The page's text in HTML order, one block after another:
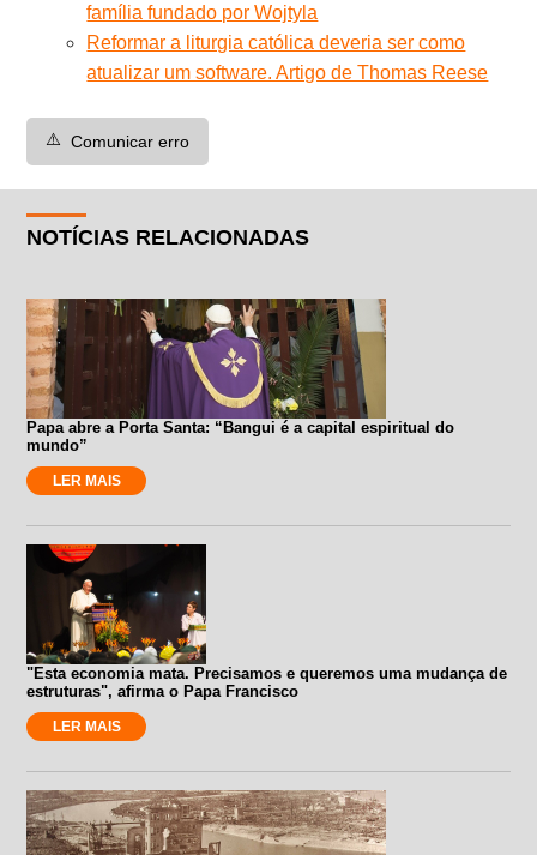
família fundado por Wojtyla
Reformar a liturgia católica deveria ser como
atualizar um software. Artigo de Thomas Reese
⚠️ Comunicar erro
NOTÍCIAS RELACIONADAS
Papa abre a Porta Santa: “Bangui é a capital espiritual do
mundo”
LER MAIS
"Esta economia mata. Precisamos e queremos uma mudança de
estruturas", afirma o Papa Francisco
LER MAIS